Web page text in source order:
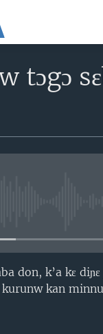
don, k’a kɛ
kan